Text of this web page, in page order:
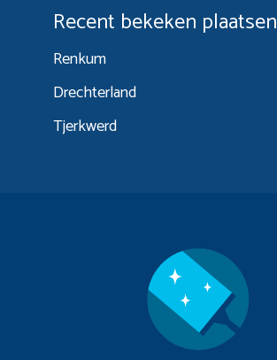
Recent bekeken plaatsen
Renkum
Drechterland
Tjerkwerd